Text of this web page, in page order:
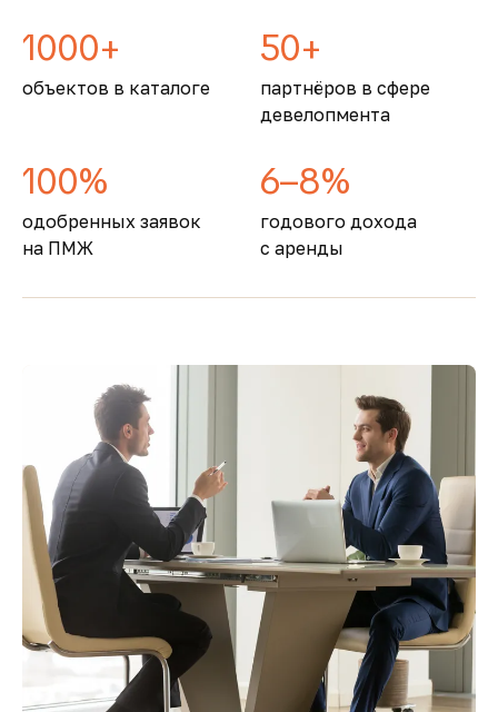
1000+
объектов в каталоге
50+
партнёров в сфере
девелопмента
100%
одобренных заявок
на ПМЖ
6–8%
годового дохода
с аренды